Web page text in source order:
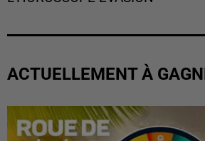
ACTUELLEMENT À